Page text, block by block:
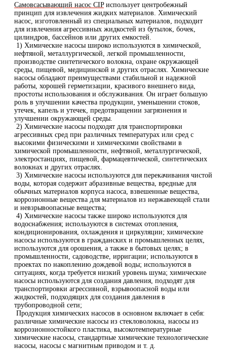
Самовсасывающий насос CIPиспользует центробежный
принцип для извлечения жидких материалов. Химический
насос, изготовленный из специальных материалов, подходит
для извлечения агрессивных жидкостей из бутылок, бочек,
цилиндров, бассейнов или других емкостей.
1) Химические насосы широко используются в химической,
нефтяной, металлургической, легкой промышленности,
производстве синтетического волокна, охране окружающей
среды, пищевой, медицинской и других отраслях. Химические
насосы обладают преимуществами стабильной и надежной
работы, хорошей герметизации, красивого внешнего вида,
простоты использования и обслуживания. Он играет большую
роль в улучшении качества продукции, уменьшении стоков,
утечек, капель и утечек, предотвращении загрязнения и
улучшении окружающей среды.
2) Химические насосы подходят для транспортировки
агрессивных сред при различных температурах или сред с
высокими физическими и химическими свойствами в
химической промышленности, нефтяной, металлургической,
электростанциях, пищевой, фармацевтической, синтетических
волокнах и других отраслях.
3) Химические насосы используются для перекачивания чистой
воды, которая содержит абразивные вещества, вредные для
обычных материалов корпуса насоса, взвешенные вещества,
коррозионные вещества для материалов из нержавеющей стали
и невзрывоопасные вещества;
4) Химические насосы также широко используются для
водоснабжения; используются в системах отопления,
кондиционирования, охлаждения и циркуляции; химические
насосы используются в гражданских и промышленных целях,
используются для орошения, а также в бытовых целях; в
промышленности, садоводстве, ирригации; используются в
проектах по накоплению дождевой воды; используются в
ситуациях, когда требуется низкий уровень шума; химические
насосы используются для создания давления, подходят для
транспортировки агрессивной, взрывоопасной воды или
жидкостей, подходящих для создания давления в
трубопроводной сети;
Продукция химических насосов в основном включает в себя:
различные химические насосы из стекловолокна, насосы из
коррозионностойкого пластика, высокотемпературные
химические насосы, стандартные химические технологические
насосы, насосы с магнитным приводом и т. д.